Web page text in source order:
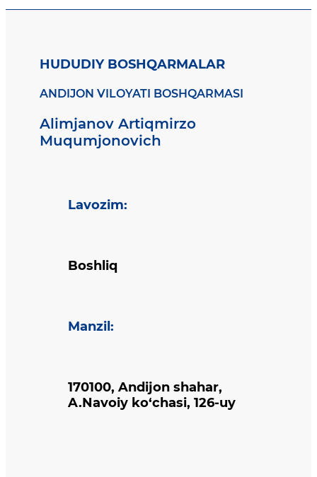
HUDUDIY BOSHQARMALAR
ANDIJON VILOYATI BOSHQARMASI
Alimjanov Artiqmirzo
Muqumjonovich
Lavozim:
Boshliq
Manzil :
170100, Andijon shahar,
A.Navoiy ko‘chasi, 126-uy